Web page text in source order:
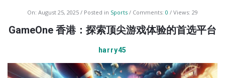
Query
Karo
On: August 25, 2025 Posted in Sports Comments: 0 Views: 29
GameOne 香港：探索顶尖游戏体验的首选平台
harry45